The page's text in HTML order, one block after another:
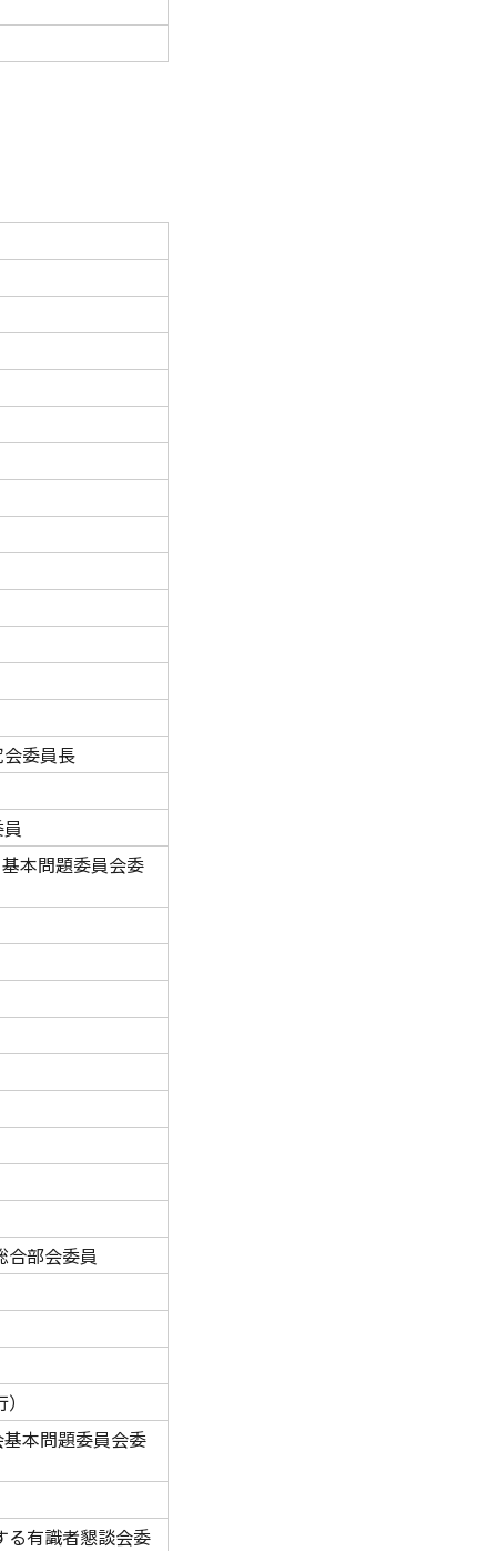
委員長
本問題委員会委
合部会委員
本問題委員会委
る有識者懇談会委